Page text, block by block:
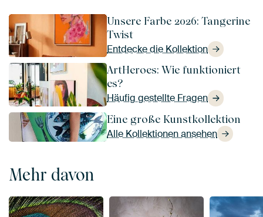
Unsere Farbe 2026: Tangerine
Twist
Entdecke die Kollektion
ArtHeroes: Wie funktioniert
es?
Häufig gestellte Fragen
Eine große Kunstkollektion
Alle Kollektionen ansehen
Mehr davon